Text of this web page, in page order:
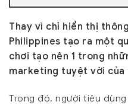
Thay vì chỉ hiển thị
Philippines tạo ra một
chơi tạo nên 1 trong
marketing tuyệt vời của
Trong đó, người tiêu